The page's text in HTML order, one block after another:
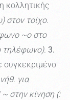
κολλητικής
στον τοίχο.
~ο στο
τηλέφωνο). 3.
συγκεκριμένο
για
στην κίνηση (: